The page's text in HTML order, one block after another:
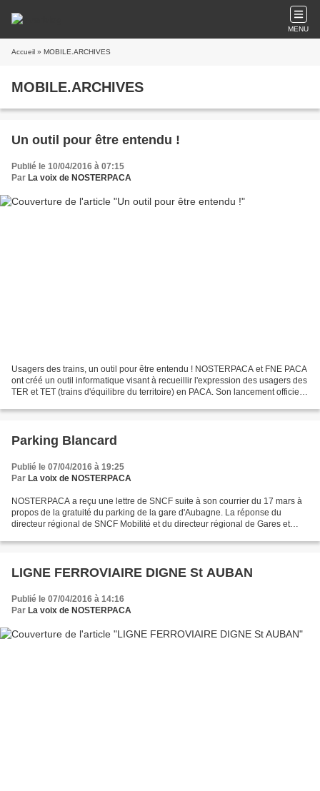
MENU
Accueil » MOBILE.ARCHIVES
MOBILE.ARCHIVES
Un outil pour être entendu !
Publié le 10/04/2016 à 07:15
Par La voix de NOSTERPACA
Usagers des trains, un outil pour être entendu ! NOSTERPACA et FNE PACA
ont créé un outil informatique visant à recueillir l'expression des usagers des
TER et TET (trains d'équilibre du territoire) en PACA. Son lancement officiel
Parking Blancard
Publié le 07/04/2016 à 19:25
Par La voix de NOSTERPACA
NOSTERPACA a reçu une lettre de SNCF suite à son courrier du 17 mars à
propos de la gratuité du parking de la gare d'Aubagne. La réponse du
directeur régional de SNCF Mobilité et du directeur régional de Gares et
LIGNE FERROVIAIRE DIGNE St AUBAN
Publié le 07/04/2016 à 14:16
Par La voix de NOSTERPACA